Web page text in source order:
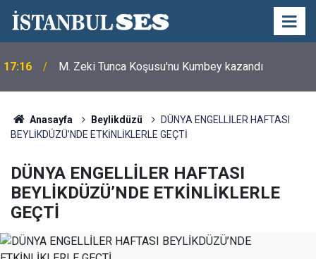
21:28
anıyoruz
Anasayfa Beylikdüzü
DÜNYA ENGELLİLER HAFTASI
BEYLİKDÜZÜ’NDE ETKİNLİKLERLE GEÇTİ
DÜNYA ENGELLİLER HAFTASI
BEYLİKDÜZÜ’NDE ETKİNLİKLERLE
GEÇTİ